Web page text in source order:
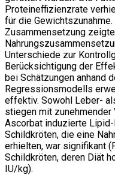
Proteineffizienzrate
für die
Zusammensetzung
Unterschiede zur
Berücksichtigung der
bei Schätzungen anhand
Regressionsmodells
effektiv. Sowohl Leber-
stiegen mit zunehmender
Ascorbat induzierte
Schildkröten, die eine
erhielten, war signifikant
Schildkröten, deren Diät
IU/kg).